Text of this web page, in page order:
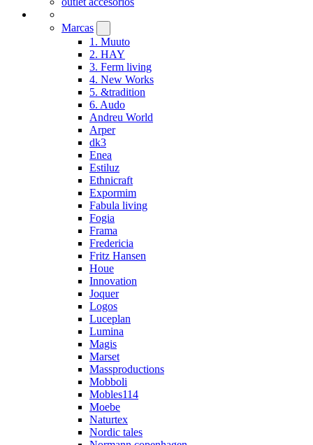
Marcas
1. Muuto
2. HAY
3. Ferm living
4. New Works
5. &tradition
6. Audo
Andreu World
Arper
dk3
Enea
Estiluz
Ethnicraft
Expormim
Fabula living
Fogia
Frama
Fredericia
Fritz Hansen
Houe
Innovation
Joquer
Logos
Luceplan
Lumina
Magis
Marset
Massproductions
Mobboli
Mobles114
Moebe
Naturtex
Nordic tales